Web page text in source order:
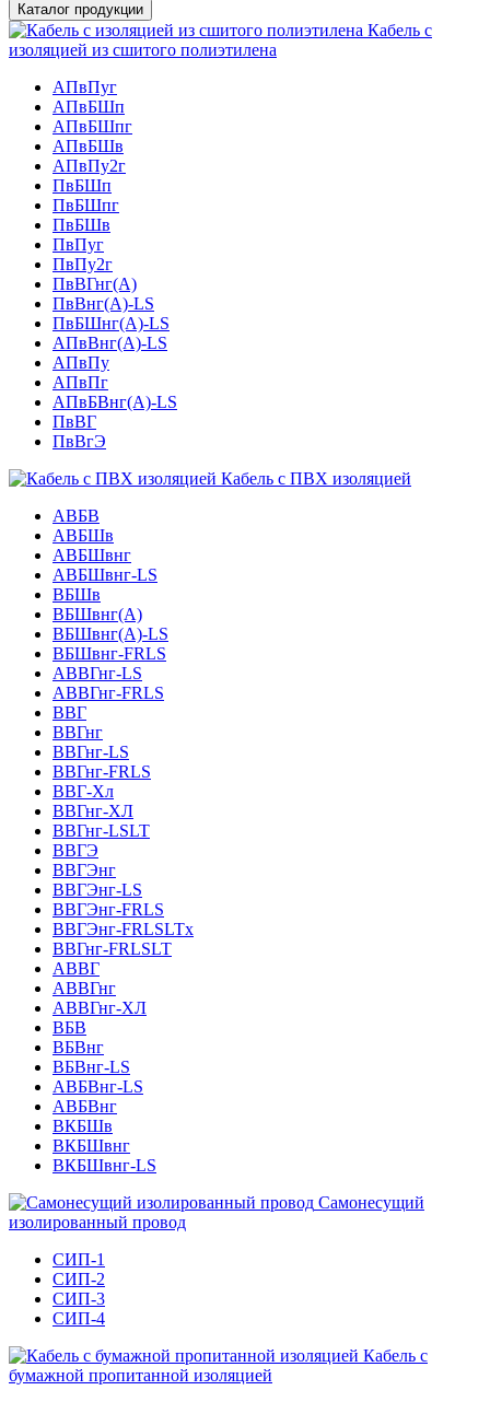
Каталог продукции
Кабель с
изоляцией из сшитого полиэтилена
АПвПуг
АПвБШп
АПвБШпг
АПвБШв
АПвПу2г
ПвБШп
ПвБШпг
ПвБШв
ПвПуг
ПвПу2г
ПвВГнг(А)
ПвВнг(А)-LS
ПвБШнг(А)-LS
АПвВнг(А)-LS
АПвПу
АПвПг
АПвБВнг(А)-LS
ПвВГ
ПвВгЭ
Кабель с ПВХ изоляцией
АВБВ
АВБШв
АВБШвнг
АВБШвнг-LS
ВБШв
ВБШвнг(A)
ВБШвнг(А)-LS
ВБШвнг-FRLS
АВВГнг-LS
АВВГнг-FRLS
ВВГ
ВВГнг
ВВГнг-LS
ВВГнг-FRLS
ВВГ-Хл
ВВГнг-ХЛ
ВВГнг-LSLT
ВВГЭ
ВВГЭнг
ВВГЭнг-LS
ВВГЭнг-FRLS
ВВГЭнг-FRLSLTх
ВВГнг-FRLSLT
АВВГ
АВВГнг
АВВГнг-ХЛ
ВБВ
ВБВнг
ВБВнг-LS
АВБВнг-LS
АВБВнг
ВКБШв
ВКБШвнг
ВКБШвнг-LS
Самонесущий
изолированный провод
СИП-1
СИП-2
СИП-3
СИП-4
Кабель с
бумажной пропитанной изоляцией